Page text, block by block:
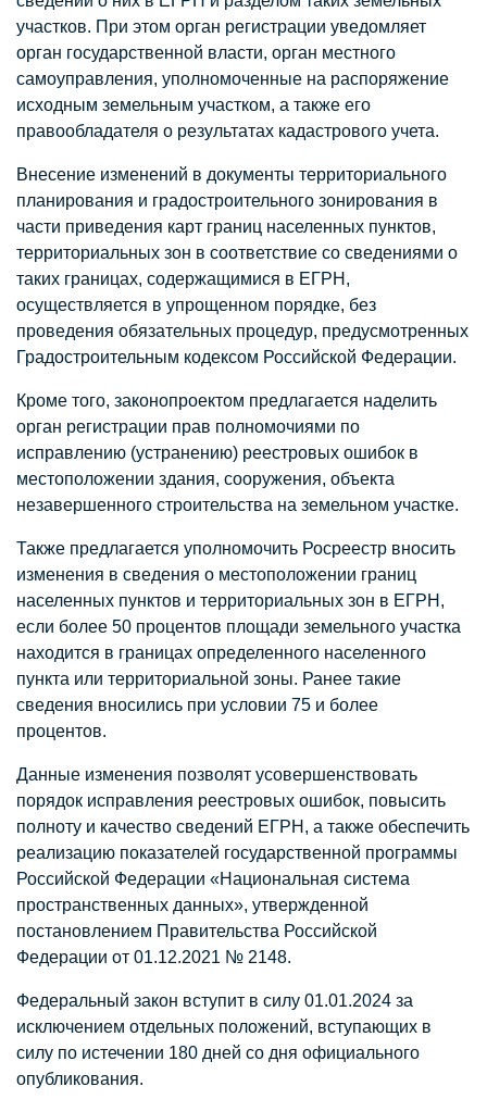
участков. При этом орган регистрации уведомляет
орган государственной власти, орган местного
самоуправления, уполномоченные на распоряжение
исходным земельным участком, а также его
правообладателя о результатах кадастрового учета.
Внесение изменений в документы территориального
планирования и градостроительного зонирования в
части приведения карт границ населенных пунктов,
территориальных зон в соответствие со сведениями о
таких границах, содержащимися в ЕГРН,
осуществляется в упрощенном порядке, без
проведения обязательных процедур, предусмотренных
Градостроительным кодексом Российской Федерации.
Кроме того, законопроектом предлагается наделить
орган регистрации прав полномочиями по
исправлению (устранению) реестровых ошибок в
местоположении здания, сооружения, объекта
незавершенного строительства на земельном участке.
Также предлагается уполномочить Росреестр вносить
изменения в сведения о местоположении границ
населенных пунктов и территориальных зон в ЕГРН,
если более 50 процентов площади земельного участка
находится в границах определенного населенного
пункта или территориальной зоны. Ранее такие
сведения вносились при условии 75 и более
процентов.
Данные изменения позволят усовершенствовать
порядок исправления реестровых ошибок, повысить
полноту и качество сведений ЕГРН, а также обеспечить
реализацию показателей государственной программы
Российской Федерации «Национальная система
пространственных данных», утвержденной
постановлением Правительства Российской
Федерации от 01.12.2021 № 2148.
Федеральный закон вступит в силу 01.01.2024 за
исключением отдельных положений, вступающих в
силу по истечении 180 дней со дня официального
опубликования.